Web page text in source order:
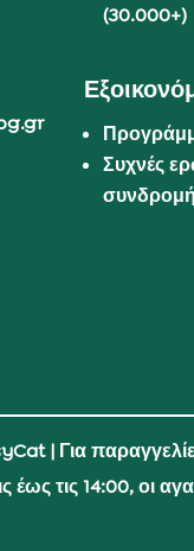
(30.000+)
Συχνές
| Για
έως τις 14:00, οι